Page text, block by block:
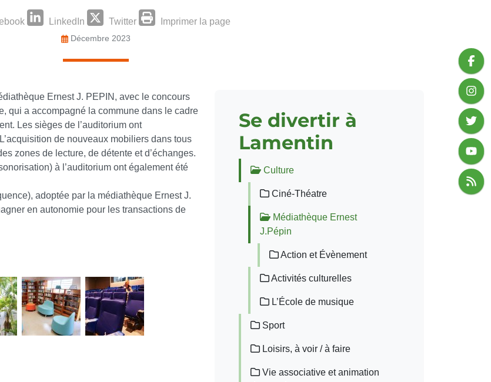
LinkedIn Twitter Imprimer la page
Décembre 2023
Ernest J. PEPIN, avec le concours
qui a accompagné la commune dans le cadre
Les sièges de l’auditorium ont
de nouveaux mobiliers dans tous
zones de lecture, de détente et d’échanges.
à l’auditorium ont également été
adoptée par la médiathèque Ernest J.
en autonomie pour les transactions de
Se divertir à
Lamentin
Culture
Ciné-Théatre
Médiathèque Ernest
J.Pépin
Action et Évènement
Activités culturelles
L’École de musique
Sport
Loisirs, à voir / à faire
Vie associative et animation